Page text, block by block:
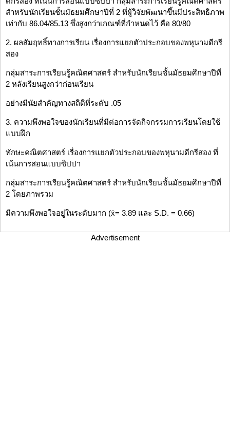
สำหรับนักเรียนชั้นมัธยมศึกษาปีที่ 2 ที่ผู้วิจัยพัฒนาขึ้นมีประสิทธิภาพ
เท่ากับ 86.04/85.13 ซึ่งสูงกว่าเกณฑ์ที่กำหนดไว้ คือ 80/80
2. ผลสัมฤทธิ์ทางการเรียน เรื่องการแยกตัวประกอบของพหุนามดีกรี
สอง
กลุ่มสาระการเรียนรู้คณิตศาสตร์ สำหรับนักเรียนชั้นมัธยมศึกษาปีที่
2 หลังเรียนสูงกว่าก่อนเรียน
อย่างมีนัยสำคัญทางสถิติที่ระดับ .05
3. ความพึงพอใจของนักเรียนที่มีต่อการจัดกิจกรรมการเรียนโดยใช้
แบบฝึก
ทักษะคณิตศาสตร์ เรื่องการแยกตัวประกอบของพหุนามดีกรีสอง ที่
เน้นการสอนแบบซิปปา
กลุ่มสาระการเรียนรู้คณิตศาสตร์ สำหรับนักเรียนชั้นมัธยมศึกษาปีที่
2 โดยภาพรวม
มีความพึงพอใจอยู่ในระดับมาก (x̄= 3.89 และ S.D. = 0.66)
Advertisement